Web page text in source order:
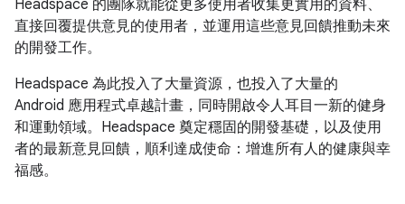
Headspace 的團隊就能從更多使用者收集更實用的資料、
直接回覆提供意見的使用者，並運用這些意見回饋推動未來
的開發工作。
Headspace 為此投入了大量資源，也投入了大量的
Android 應用程式卓越計畫，同時開啟令人耳目一新的健身
和運動領域。Headspace 奠定穩固的開發基礎，以及使用
者的最新意見回饋，順利達成使命：增進所有人的健康與幸
福感。